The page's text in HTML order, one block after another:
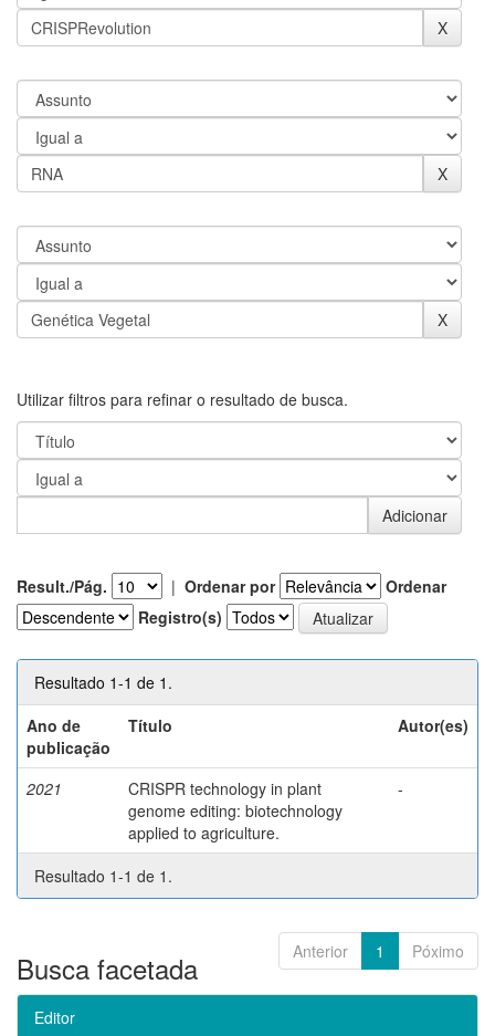
Utilizar filtros para refinar o resultado de busca.
Result./Pág. | Ordenar por
Ordenar
Registro(s)
Resultado 1-1 de 1.
Ano de
publicação
Título Autor(es)
2021
CRISPR technology in plant
genome editing: biotechnology
applied to agriculture.
-
Resultado 1-1 de 1.
Anterior 1 Póximo
Busca facetada
Editor